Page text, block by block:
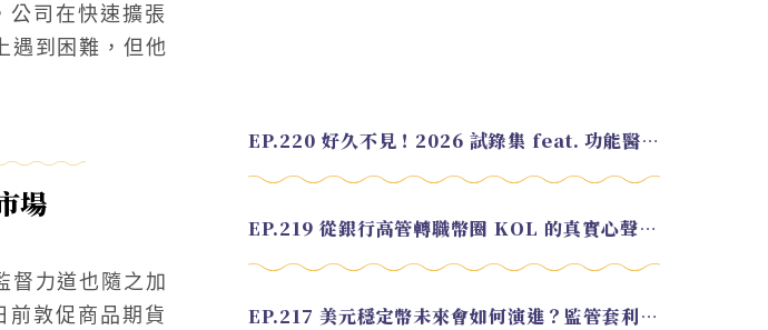
司在快速擴張
遇到困難，但他
場
督力道也隨之加
敦促商品期貨
EP.220 好久不見！2026 試錄集 feat. 功能醫學營養師 美寶
EP.219 從銀行高管轉職幣圈 KOL 的真實心聲 feat.龜大
EP.217 美元穩定幣未來會如何演進？監管套利終將收斂？feat. 研究員 余哲安